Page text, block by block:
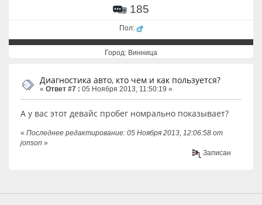
185
Пол:
Город: Винница
Диагностика авто, кто чем и как пользуется?
« Ответ #7 : 05 Ноября 2013, 11:50:19 »
А у вас этот девайс пробег номрально показывает?
« Последнее редактирование: 05 Ноября 2013, 12:06:58 от
jonson »
Записан